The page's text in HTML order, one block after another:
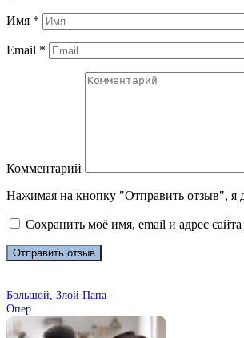
Имя *
Email *
Комментарий
Нажимая на кнопку "Отправить отзыв", я
Сохранить моё имя, email и адрес
Большой, Злой Папа-
Опер